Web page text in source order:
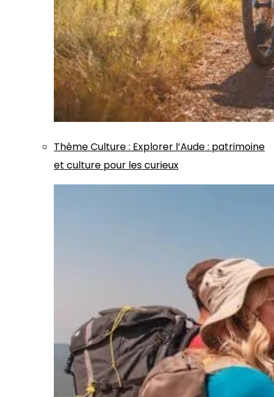
ThèmeCulture: Explorer l’Aude : patrimoine
et culture pour les curieux